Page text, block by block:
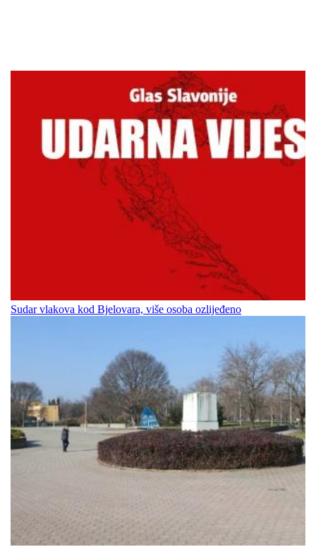
Sudar vlakova kod Bjelovara, više osoba ozlijeđeno